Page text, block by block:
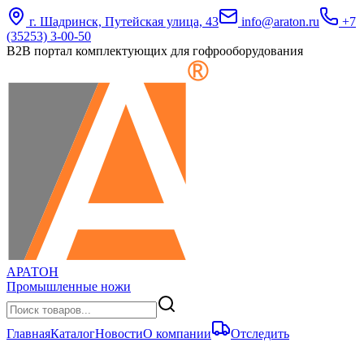
г. Шадринск, Путейская улица, 43 info@araton.ru
+7
(35253) 3-00-50
B2B портал комплектующих для гофрооборудования
АРАТОН
Промышленные ножи
ГлавнаяКаталогНовостиО компании Отследить